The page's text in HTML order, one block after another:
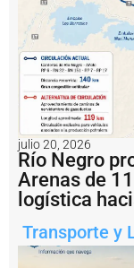
e
s
c
e
a
l:
A
r
g
n
ti
julio 20, 2026
Río Negro
Arenas de
logística
Transporte y